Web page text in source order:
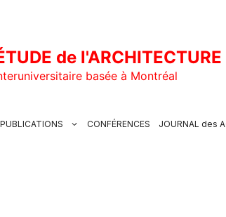
de
basée à Montréal
PUBLICATIONS CONFÉRENCES JOURNAL des